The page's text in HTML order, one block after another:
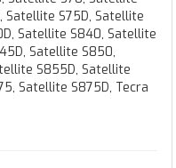
Satellite S75D, Satellite
Satellite S840, Satellite
Satellite S850,
S855D, Satellite
Satellite S875D, Tecra